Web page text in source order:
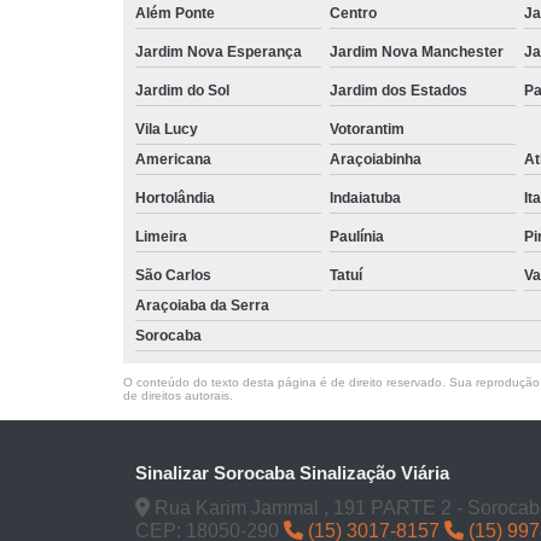
Além Ponte Centro
Jardim Nova Esperança Jardim Nova Manchester
Jardim do Sol Jardim dos Estados
Vila Lucy
Votorantim
Americana
Araçoiabinha
Hortolândia Indaiatuba
Limeira Paulínia
São Carlos Tatuí
Araçoiaba da Serra
Sorocaba
O conteúdo do texto desta página é de direito reservado. Sua
de direitos autorais
Sinalizar Sorocaba Sinalização Viária
Rua Karim Jammal , 191 PARTE 2 -
CEP: 18050-290
(15) 3017-8157 (15)